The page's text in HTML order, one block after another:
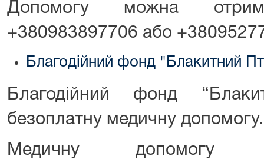
Допомогу можна
+380983897706 або
Благодійний фонд "Блакитний
Благодійний фонд
безоплатну медичну допомогу.
Медичну допомогу